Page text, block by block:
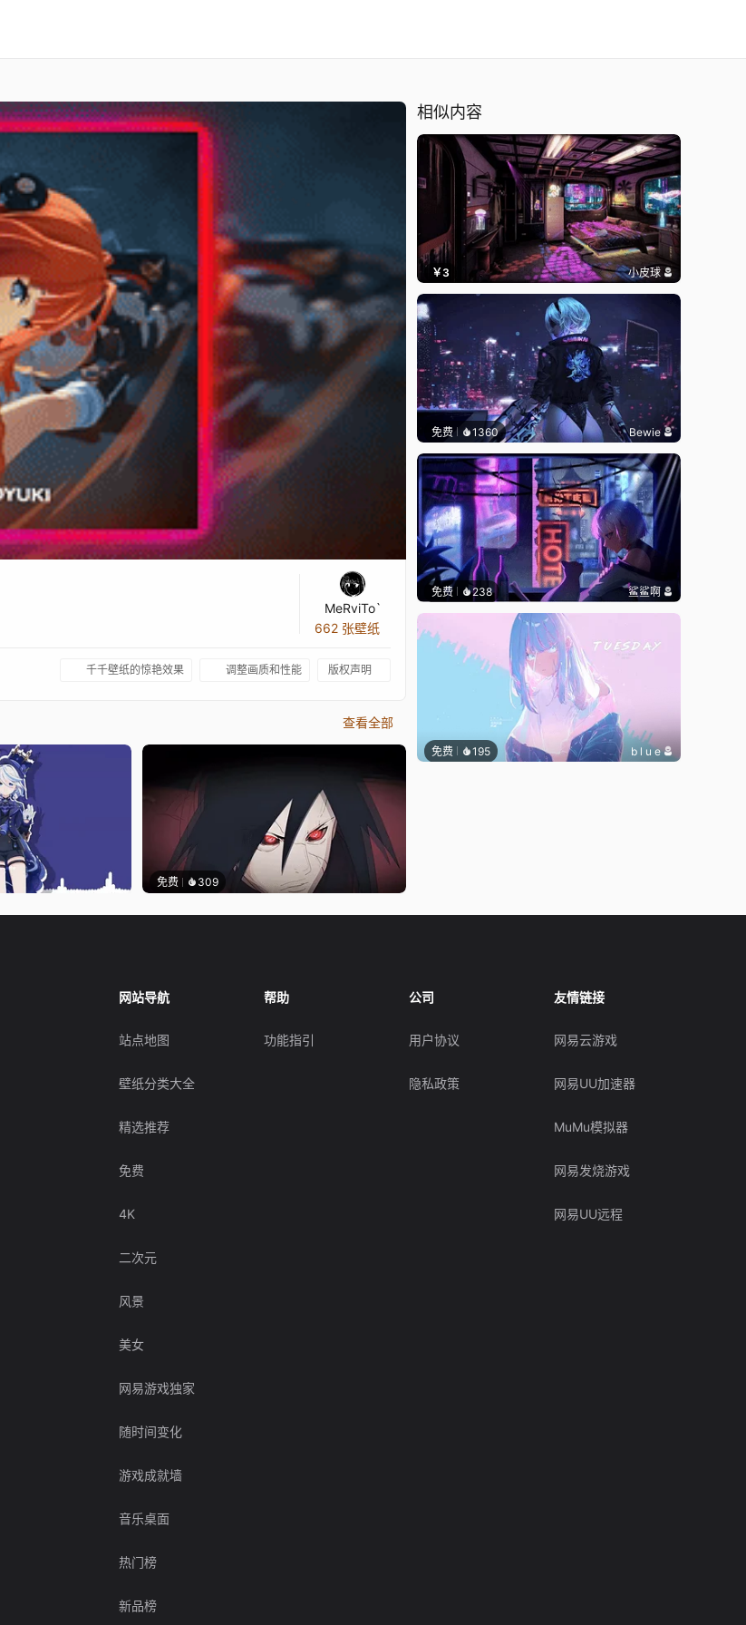
MeRviTo`
662 张壁纸
千千壁纸的惊艳效果 调整画质和性能 版权声明
查看全部
免费 309
相似内容
￥3 小皮球
免费 1360 Bewie
免费 238 鲨鲨啊
免费 195 b l u e
网站导航
站点地图
壁纸分类大全
精选推荐
免费
4K
二次元
风景
美女
网易游戏独家
随时间变化
游戏成就墙
音乐桌面
热门榜
新品榜
帮助
功能指引
公司
用户协议
隐私政策
友情链接
网易云游戏
网易UU加速器
MuMu模拟器
网易发烧游戏
网易UU远程